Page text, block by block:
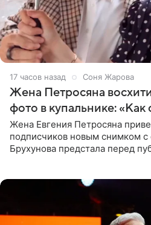
17 часов назад Соня Жарова
Жена Петросяна
фото в купальнике: «Как
Жена Евгения Петросяна
подписчиков новым снимком с
Брухунова предстала перед